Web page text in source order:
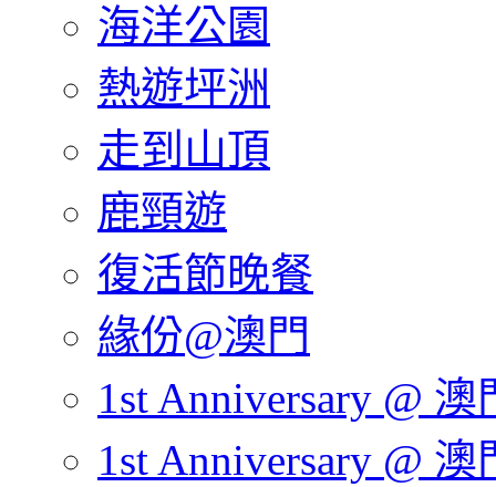
海洋公園
熱遊坪洲
走到山頂
鹿頸遊
復活節晚餐
緣份@澳門
1st Anniversary @ 澳
1st Anniversary @ 澳